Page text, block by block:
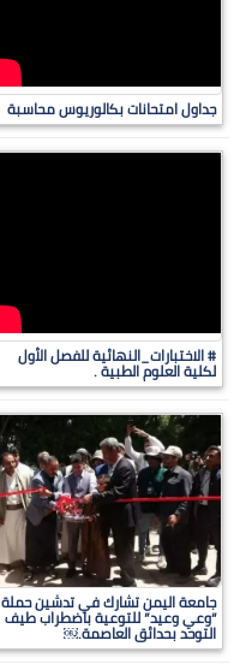
جداول امتحانات بكالوريوس محاسبة
# الاختبارات_النهائية للفصل الأول
لكلية العلوم الطبية .
جامعة اليمن تشارك في تدشين حملة
“وعي وعيد” للتوعية باضطراب طيف
التوحد بحدائق العاصمة.￼